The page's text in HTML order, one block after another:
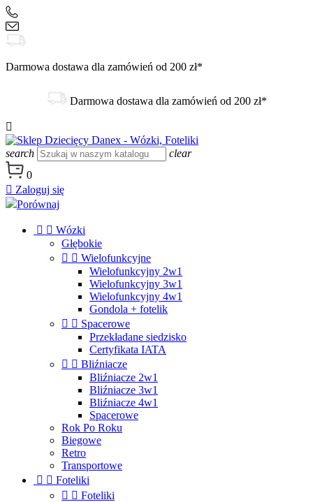
Darmowa dostawa dla zamówień od 200 zł*
Darmowa dostawa dla zamówień od 200 zł*

search
clear
0
 Zaloguj się
Porównaj
  Wózki
Głębokie
  Wielofunkcyjne
Wielofunkcyjny 2w1
Wielofunkcyjny 3w1
Wielofunkcyjny 4w1
Gondola + fotelik
  Spacerowe
Przekładane siedzisko
Certyfikata IATA
  Bliźniacze
Bliźniacze 2w1
Bliźniacze 3w1
Bliźniacze 4w1
Spacerowe
Rok Po Roku
Biegowe
Retro
Transportowe
  Foteliki
  Foteliki